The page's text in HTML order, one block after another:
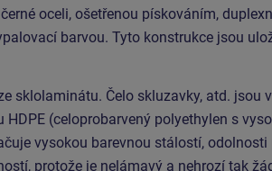
oceli, ošetřenou pískováním,
barvou. Tyto konstrukce jsou
sklolaminátu. Čelo skluzavky, atd. jsou
(celoprobarvený polyethylen s
vysokou barevnou stálostí, odolnosti
protože je nelámavý a nehrozí tak